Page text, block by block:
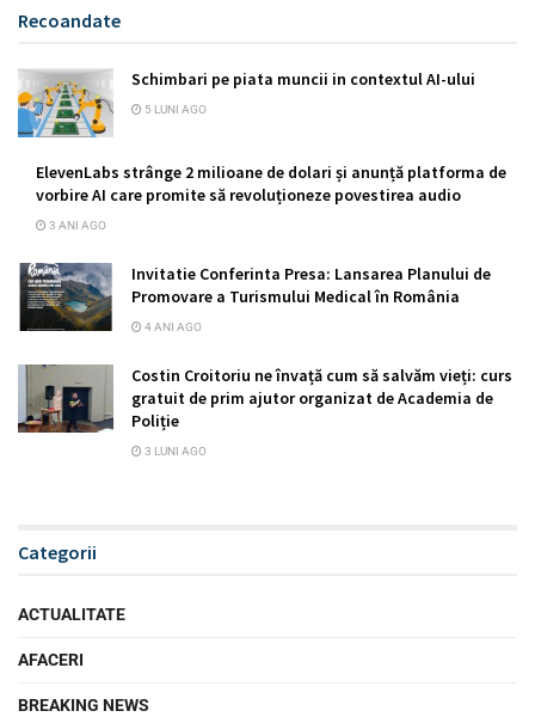
Recoandate
Schimbari pe piata muncii in contextul AI-ului
5 LUNI AGO
ElevenLabs strânge 2 milioane de dolari și anunță platforma de
vorbire AI care promite să revoluționeze povestirea audio
3 ANI AGO
Invitatie Conferinta Presa: Lansarea Planului de
Promovare a Turismului Medical în România
4 ANI AGO
Costin Croitoriu ne învață cum să salvăm vieți: curs
gratuit de prim ajutor organizat de Academia de
Poliție
3 LUNI AGO
Categorii
ACTUALITATE
AFACERI
BREAKING NEWS